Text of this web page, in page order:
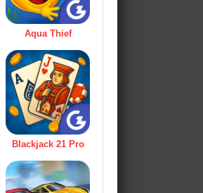
Aqua Thief
Blackjack 21 Pro